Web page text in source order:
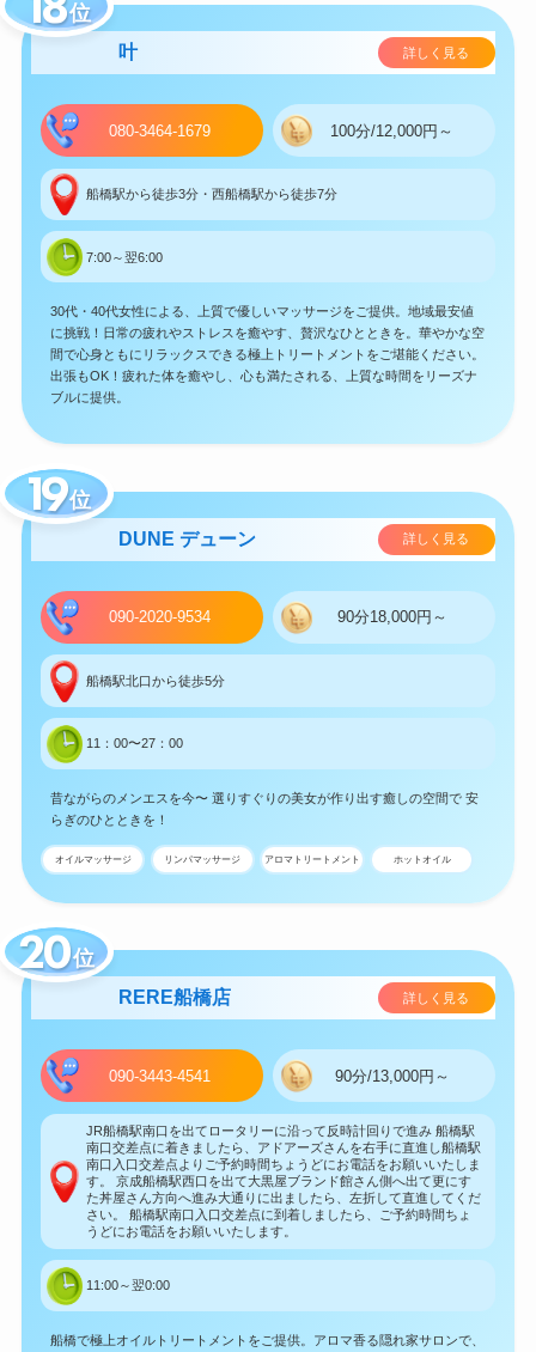
位
叶 詳しく見る
080-3464-1679 100分/12,000円～
船橋駅から徒歩3分・西船橋駅から徒歩7分
7:00～翌6:00
30代・40代女性による、上質で優しいマッサージをご提供。地域最安値
に挑戦！日常の疲れやストレスを癒やす、贅沢なひとときを。華やかな空
間で心身ともにリラックスできる極上トリートメントをご堪能ください。
出張もOK！疲れた体を癒やし、心も満たされる、上質な時間をリーズナ
ブルに提供。
位
DUNE デューン 詳しく見る
090-2020-9534 90分18,000円～
船橋駅北口から徒歩5分
11：00〜27：00
昔ながらのメンエスを今〜 選りすぐりの美女が作り出す癒しの空間で 安
らぎのひとときを！
オイルマッサージ リンパマッサージ アロマトリートメント ホットオイル
位
RERE船橋店 詳しく見る
090-3443-4541 90分/13,000円～
JR船橋駅南口を出てロータリーに沿って反時計回りで進み 船橋駅
南口交差点に着きましたら、アドアーズさんを右手に直進し船橋駅
南口入口交差点よりご予約時間ちょうどにお電話をお願いいたしま
す。 京成船橋駅西口を出て大黒屋ブランド館さん側へ出て更にす
た丼屋さん方向へ進み大通りに出ましたら、左折して直進してくだ
さい。 船橋駅南口入口交差点に到着しましたら、ご予約時間ちょ
うどにお電話をお願いいたします。
11:00～翌0:00
船橋で極上オイルトリートメントをご提供。アロマ香る隠れ家サロンで、